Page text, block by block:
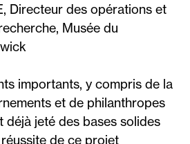
Directeur des opérations et
Musée du
importants, y compris de la
et de philanthropes
déjà jeté des bases solides
de ce projet